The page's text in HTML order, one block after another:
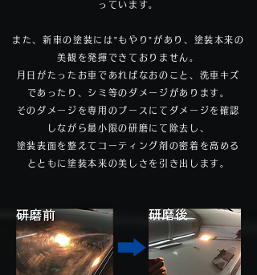
っています。
また、新車の塗装には”もやり”があり、塗装本来の
美観を発揮できておりません。
月日がたったお車であればなおのこと、洗車キズ
であったり、シミ等のダメージがあります。
そのダメージを専用のブースにてダメージを確認
しながら最小限の研磨にて除去し、
塗装表面を整えてコーティング剤の密着を高める
とともに塗装本来の美しさを引き出します。